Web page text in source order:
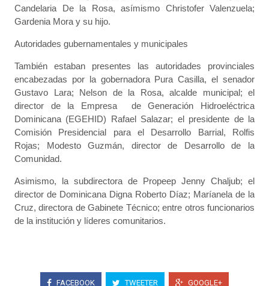
Candelaria De la Rosa, asímismo Christofer Valenzuela;
Gardenia Mora y su hijo.
Autoridades gubernamentales y municipales
También estaban presentes las autoridades provinciales
encabezadas por la gobernadora Pura Casilla, el senador
Gustavo Lara; Nelson de la Rosa, alcalde municipal; el
director de la Empresa de Generación Hidroeléctrica
Dominicana (EGEHID) Rafael Salazar; el presidente de la
Comisión Presidencial para el Desarrollo Barrial, Rolfis
Rojas; Modesto Guzmán, director de Desarrollo de la
Comunidad.
Asimismo, la subdirectora de Propeep Jenny Chaljub; el
director de Dominicana Digna Roberto Díaz; Maríanela de la
Cruz, directora de Gabinete Técnico; entre otros funcionarios
de la institución y líderes comunitarios.
FACEBOOK TWEETER GOOGLE+